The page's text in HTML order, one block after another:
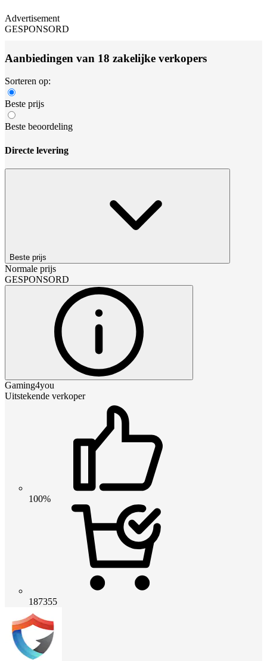
Advertisement
GESPONSORD
Aanbiedingen van 18 zakelijke verkopers
Sorteren op:
Beste prijs
Beste beoordeling
Directe levering
Beste prijs
Normale prijs
GESPONSORD
Gaming4you
Uitstekende verkoper
100%
187355